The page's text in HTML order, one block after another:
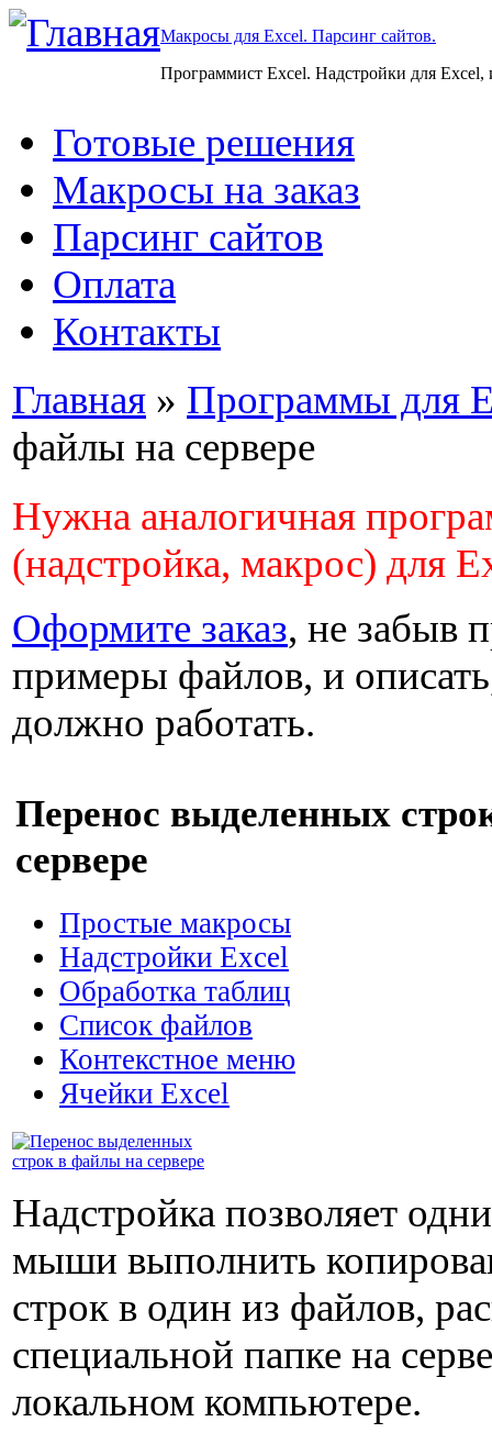
Макросы для Excel. Парсинг сайтов.
Программист Excel. Надстройки для Excel,
Готовые решения
Макросы на заказ
Парсинг сайтов
Оплата
Контакты
Главная » Программы для
файлы на сервере
Нужна аналогичная
(надстройка, макрос) для
Оформите заказ, не забыв
примеры файлов, и
должно работать.
Перенос выделенных
сервере
Простые макросы
Надстройки Excel
Обработка таблиц
Список файлов
Контекстное меню
Ячейки Excel
Надстройка позволяет
мыши выполнить
строк в один из файлов,
специальной папке на
локальном компьютере.